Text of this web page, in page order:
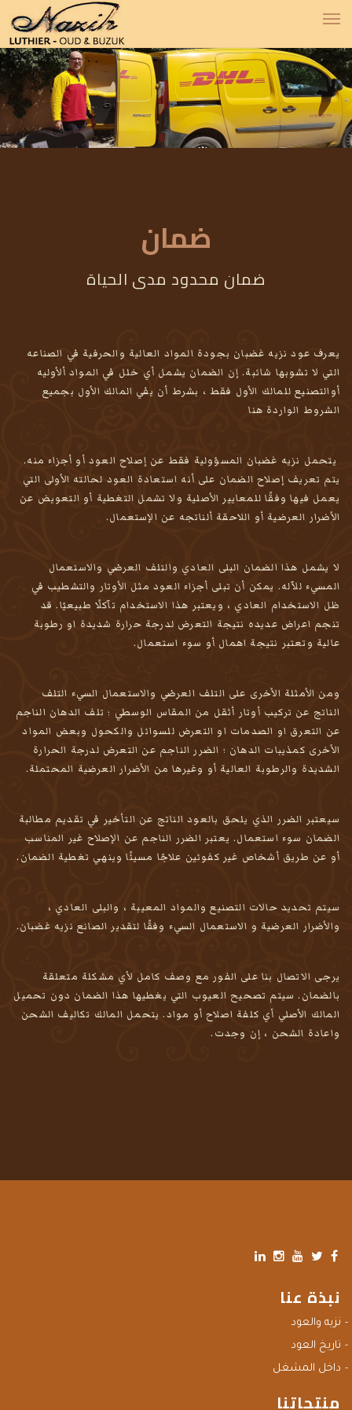
ضمان
ضمان محدود مدى الحياة
يعرف عود نزيه غضبان بجودة المواد العالية والحرفية في الصناعه
التي لا تشوبها شائبة. إن الضمان يشمل أي خلل في المواد ألأوليه
أوالتصنيع للمالك الأول فقط ، بشرط أن يفي المالك الأول بجميع
الشروط الواردة هنا
يتحمل نزيه غضبان المسؤولية فقط عن إصلاح العود أو أجزاء منه.
يتم تعريف إصلاح الضمان على أنه استعادة العود لحالته الأولى التي
يعمل فيها وفقًا للمعايير الأصلية ولا تشمل التغطية أو التعويض عن
الأضرار العرضية أو اللاحقة ألناتجه عن الإستعمال.
لا يشمل هذا الضمان البلى العادي والتلف العرضي والاستعمال
المسيء للآله. يمكن أن تبلى أجزاء العود مثل الأوتار والتشطيب في
ظل الاستخدام العادي ، ويعتبر هذا الاستخدام تآكلًا طبيعيًا. قد
تنجم اعراض عديده نتيجة التعرض لدرجة حرارة شديدة او رطوبة
عالية وتعتبر نتيجة اهمال أو سوء استعمال.
ومن الأمثلة الأخرى على التلف العرضي والاستعمال السيء التلف
الناتج عن تركيب أوتار أثقل من المقاس الوسطي ؛ تلف الدهان الناجم
عن التعرق او الصدمات او التعرض للسوائل والكحول وبعض المواد
الأخرى كمذيبات الدهان ؛ الضرر الناجم عن التعرض لدرجة الحرارة
الشديدة والرطوبة العالية أو وغيرها من الأضرار العرضية المحتملة.
سيعتبر الضرر الذي يلحق بالعود الناتج عن التأخير في تقديم مطالبة
الضمان سوء استعمال. يعتبر الضرر الناجم عن الإصلاح غير المناسب
أو عن طريق أشخاص غير كفوئين علاجًا مسيئًا وينهي تغطية الضمان.
سيتم تحديد حالات التصنيع والمواد المعيبة ، والبلى العادي ،
والأضرار العرضية و الاستعمال السيء وفقًا لتقدير الصانع نزيه غضبان.
يرجى الاتصال بنا على الفور مع وصف كامل لأي مشكلة متعلقة
بالضمان. سيتم تصحيح العيوب التي يغطيها هذا الضمان دون تحميل
المالك الأصلي أي كلفة اصلاح أو مواد. يتحمل المالك تكاليف الشحن
واعادة الشحن ، إن وجدت.
نبذة عنا
نزيه والعود
تاريخ العود
داخل المشغل
منتجاتنا